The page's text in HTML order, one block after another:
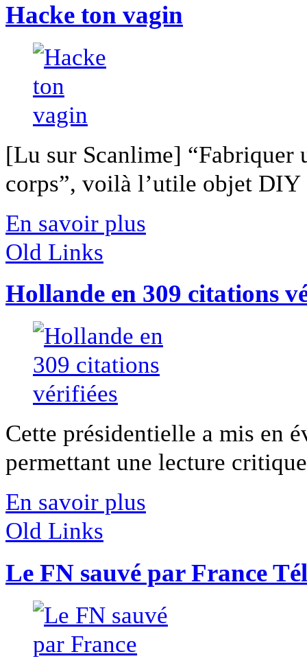
Hacke ton vagin
[Lu sur Scanlime] “Fabriquer
corps”, voilà l’utile objet
En savoir plus
Old Links
Hollande en 309 citations
Cette présidentielle a mis en
permettant une lecture
En savoir plus
Old Links
Le FN sauvé par France